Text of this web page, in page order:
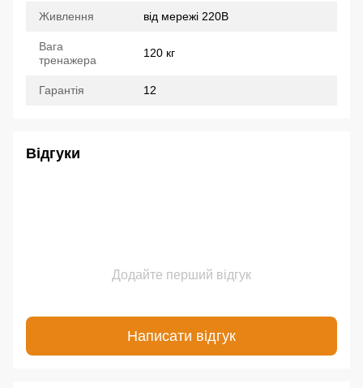
Живлення від мережі 220В
Вага
тренажера
120 кг
Гарантія 12
Відгуки
Додайте перший відгук
Написати відгук